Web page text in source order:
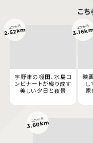
こ
宇野津の棚田、水島コ
ンビナートが織り成す
美しい夕日と夜景
ココから
2.52km
映
家
ココから
3.16km
ココから
3.60km